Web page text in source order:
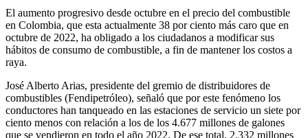
El aumento progresivo desde octubre en el precio del combustible
en Colombia, que esta actualmente 38 por ciento más caro que en
octubre de 2022, ha obligado a los ciudadanos a modificar sus
hábitos de consumo de combustible, a fin de mantener los costos a
raya.
José Alberto Arias, presidente del gremio de distribuidores de
combustibles (Fendipetróleo), señaló que por este fenómeno los
conductores han tanqueado en las estaciones de servicio un siete por
ciento menos con relación a los de los 4.677 millones de galones
que se vendieron en todo el año 2022. De ese total, 2.332 millones